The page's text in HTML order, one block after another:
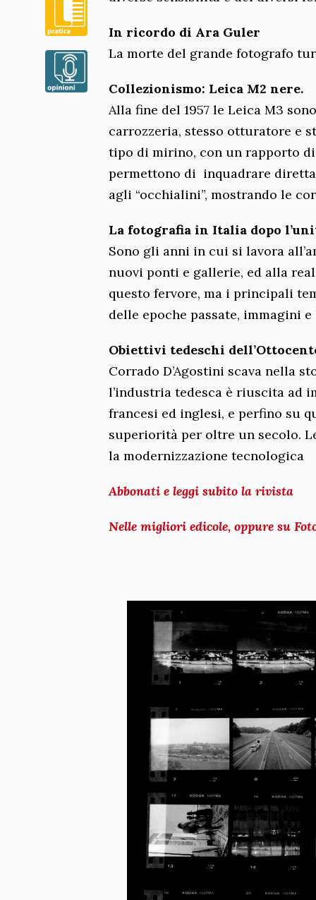
In ricordo di Ara Guler
La morte del grande fotografo
Collezionismo: Leica M2 nere.
Alla fine del 1957 le Leica M3
carrozzeria, stesso otturatore e
tipo di mirino, con un rapporto di
permettono di inquadrare
agli “occhialini”, mostrando le
La fotografia in Italia dopo
Sono gli anni in cui si lavora
nuovi ponti e gallerie, ed alla
questo fervore, ma i principali
delle epoche passate, immagini
Obiettivi tedeschi
Corrado D’Agostini scava nella
l’industria tedesca è riuscita ad
francesi ed inglesi, e perfino su
superiorità per oltre un secolo.
la modernizzazione tecnologica
Abbonati e leggi subito la rivista
Nelle migliori edicole, oppure su